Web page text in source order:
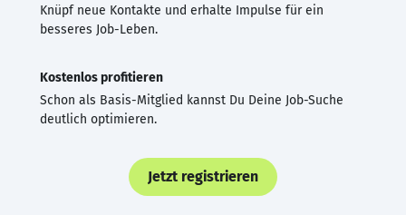
Knüpf neue Kontakte und erhalte Impulse für ein
besseres Job-Leben.
Kostenlos profitieren
Schon als Basis-Mitglied kannst Du Deine Job-Suche
deutlich optimieren.
Jetzt registrieren